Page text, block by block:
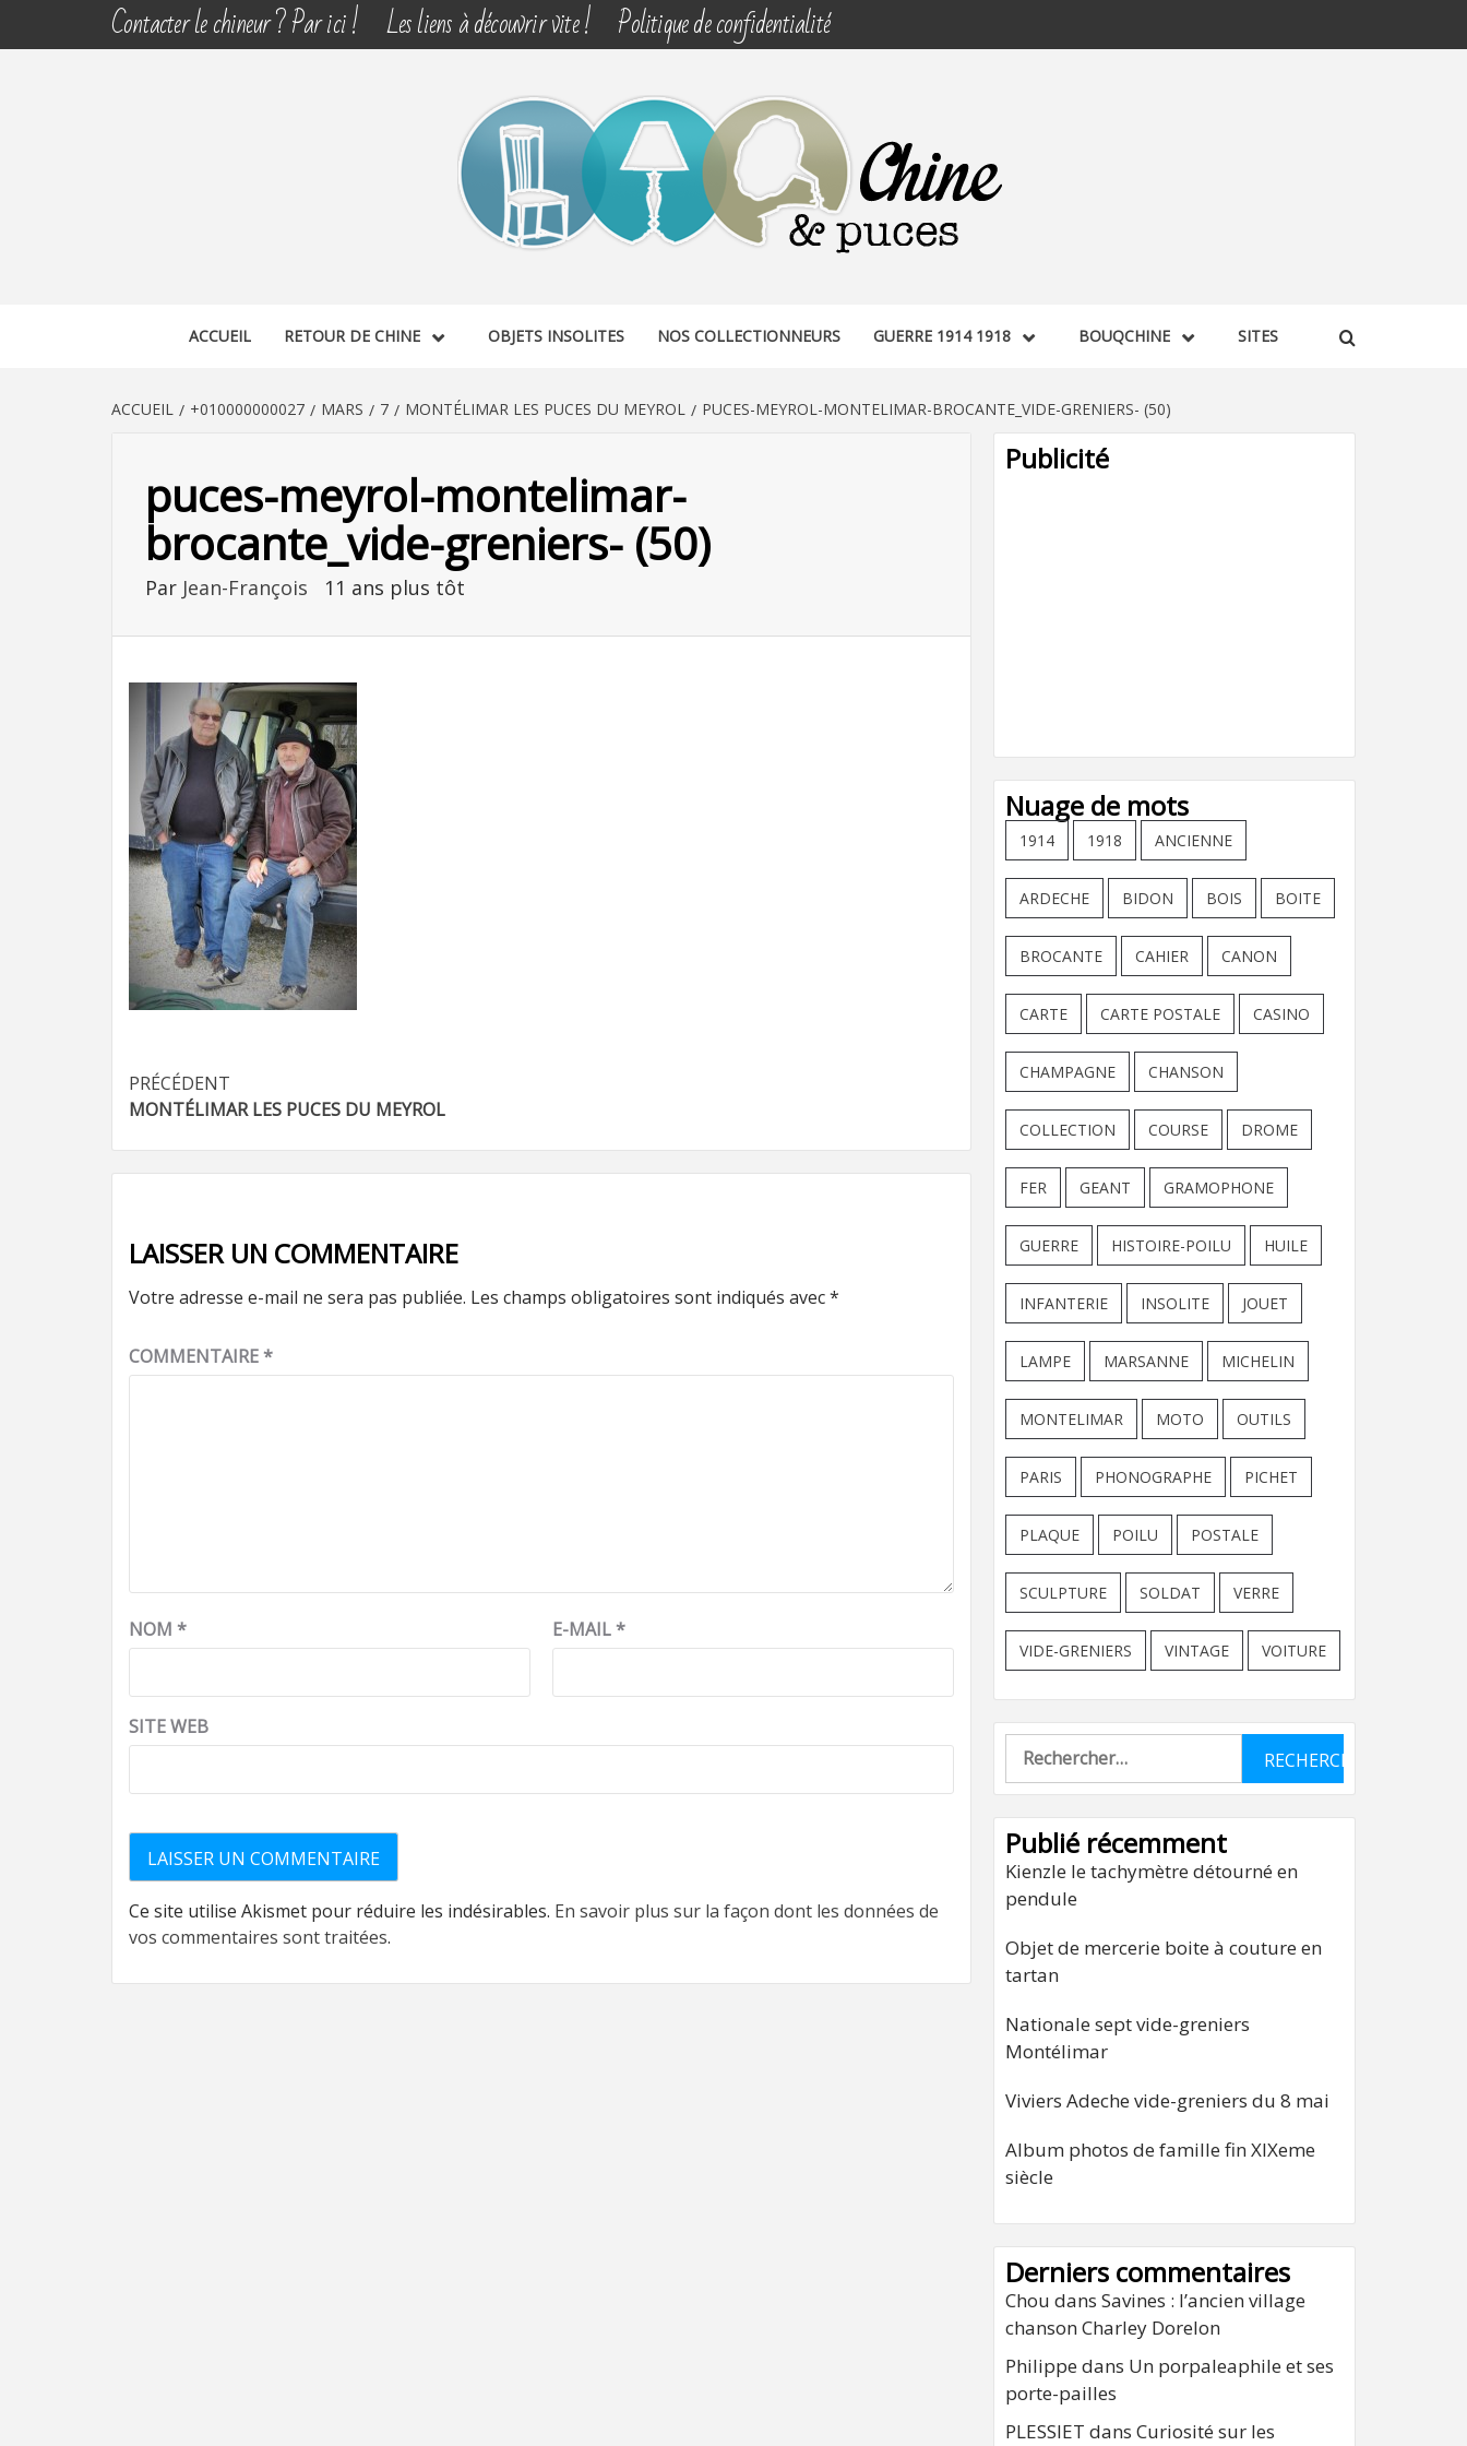
Contacter le chineur ? Par ici ! Les liens à découvrir vite ! Politique de confidentialité
CHINE & PUCES
ACCUEIL RETOUR DE CHINE OBJETS INSOLITES NOS COLLECTIONNEURS GUERRE 1914 1918 BOUQCHINE SITES
ACCUEIL +010000000027 MARS 7 MONTÉLIMAR LES PUCES DU MEYROL PUCES-MEYROL-MONTELIMAR-BROCANTE_VIDE-GRENIERS- (50)
puces-meyrol-montelimar-
brocante_vide-greniers- (50)
Par Jean-François 11 ans plus tôt
Navigation
d’article
PRÉCÉDENT
MONTÉLIMAR LES PUCES DU MEYROL
LAISSER UN COMMENTAIRE
Votre adresse e-mail ne sera pas publiée. Les champs obligatoires sont indiqués avec*
COMMENTAIRE*
NOM * E-MAIL*
SITE WEB
Ce site utilise Akismet pour réduire les indésirables. En savoir plus sur la façon dont les données de
vos commentaires sont traitées.
Publicité
Nuage de mots
1914 1918 ANCIENNE
ARDECHE BIDON BOIS BOITE
BROCANTE CAHIER CANON
CARTE CARTE POSTALE CASINO
CHAMPAGNE CHANSON
COLLECTION COURSE DROME
FER GEANT GRAMOPHONE
GUERRE HISTOIRE-POILU HUILE
INFANTERIE INSOLITE JOUET
LAMPE MARSANNE MICHELIN
MONTELIMAR MOTO OUTILS
PARIS PHONOGRAPHE PICHET
PLAQUE POILU POSTALE
SCULPTURE SOLDAT VERRE
VIDE-GRENIERS VINTAGE VOITURE
Rechercher :
Publié récemment
Kienzle le tachymètre détourné en
pendule
Objet de mercerie boite à couture en
tartan
Nationale sept vide-greniers
Montélimar
Viviers Adeche vide-greniers du 8 mai
Album photos de famille fin XIXeme
siècle
Derniers commentaires
Chou dans Savines : l’ancien village
chanson Charley Dorelon
Philippe dans Un porpaleaphile et ses
porte-pailles
PLESSIET dans Curiosité sur les